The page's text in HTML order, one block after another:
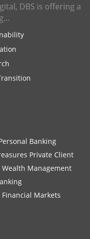
DBS is offering a
Banking
Private Client
Wealth Management
Financial Markets